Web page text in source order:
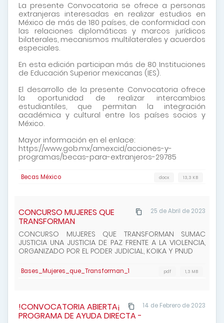
La presente Convocatoria se ofrece a personas
extranjeras interesadas en realizar estudios en
México de más de 180 países, de conformidad con
las relaciones diplomáticas y marcos jurídicos
bilaterales, mecanismos multilaterales y acuerdos
especiales.
En esta edición participan más de 80 Instituciones
de Educación Superior mexicanas (IES).
El desarrollo de la presente Convocatoria ofrece
la oportunidad de realizar intercambios
estudiantiles, que permitan la integración
académica y cultural entre los países socios y
México.
Mayor información en el enlace:
https://www.gob.mx/amexcid/acciones-y-
programas/becas-para-extranjeros-29785
Becas México 13,3 KB
docx
25 de Abril de 2023
CONCURSO MUJERES QUE
TRANSFORMAN
CONCURSO MUJERES QUE TRANSFORMAN SUMAC
JUSTICIA UNA JUSTICIA DE PAZ FRENTE A LA VIOLENCIA,
ORGANIZADO POR EL PODER JUDICIAL, KOIKA Y PNUD
Bases_Mujeres_que_Transforman_1 1,3 MB
pdf
14 de Febrero de 2023
!CONVOCATORIA ABIERTA¡
PROGRAMA DE AYUDA DIRECTA -